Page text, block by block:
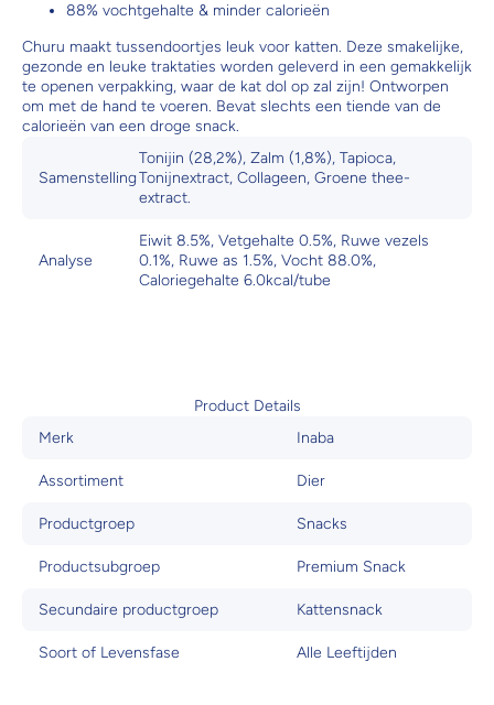
88% vochtgehalte & minder calorieën
Churu maakt tussendoortjes leuk voor katten. Deze smakelijke,
gezonde en leuke traktaties worden geleverd in een gemakkelijk
te openen verpakking, waar de kat dol op zal zijn! Ontworpen
om met de hand te voeren. Bevat slechts een tiende van de
calorieën van een droge snack.
Samenstelling
Tonijin (28,2%), Zalm (1,8%), Tapioca,
Tonijnextract, Collageen, Groene thee-
extract.
Analyse
Eiwit 8.5%, Vetgehalte 0.5%, Ruwe vezels
0.1%, Ruwe as 1.5%, Vocht 88.0%,
Caloriegehalte 6.0kcal/tube
Product Details
Merk
Inaba
Assortiment Dier
Productgroep Snacks
Productsubgroep Premium Snack
Secundaire productgroep Kattensnack
Soort of Levensfase Alle Leeftijden